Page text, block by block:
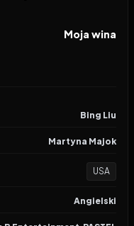
FILM
Moja wina
Bing Liu
Martyna Majok
USA
Angielski